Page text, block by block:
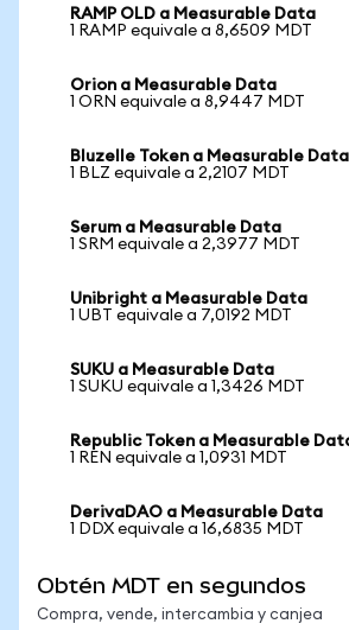
RAMP OLD a Measurable Data
1 RAMP equivale a 8,6509 MDT
Orion a Measurable Data
1 ORN equivale a 8,9447 MDT
Bluzelle Token a Measurable Data
1 BLZ equivale a 2,2107 MDT
Serum a Measurable Data
1 SRM equivale a 2,3977 MDT
Unibright a Measurable Data
1 UBT equivale a 7,0192 MDT
SUKU a Measurable Data
1 SUKU equivale a 1,3426 MDT
Republic Token a Measurable
1 REN equivale a 1,0931 MDT
DerivaDAO a Measurable Data
1 DDX equivale a 16,6835 MDT
Obtén MDT en segundos
Compra, vende, intercambia y canjea